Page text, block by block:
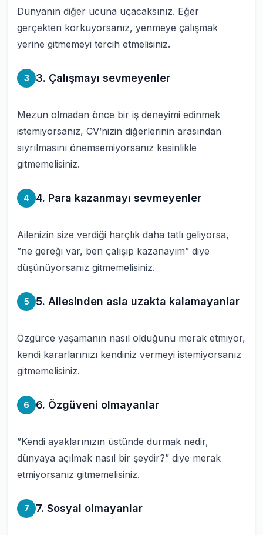
Dünyanın diğer ucuna uçacaksınız. Eğer
gerçekten korkuyorsanız, yenmeye çalışmak
yerine gitmemeyi tercih etmelisiniz.
3 3. Çalışmayı sevmeyenler
Mezun olmadan önce bir iş deneyimi edinmek
istemiyorsanız, CV’nizin diğerlerinin arasından
sıyrılmasını önemsemiyorsanız kesinlikle
gitmemelisiniz.
4 4. Para kazanmayı sevmeyenler
Ailenizin size verdiği harçlık daha tatlı geliyorsa,
”ne gereği var, ben çalışıp kazanayım” diye
düşünüyorsanız gitmemelisiniz.
5 5. Ailesinden asla uzakta kalamayanlar
Özgürce yaşamanın nasıl olduğunu merak etmiyor,
kendi kararlarınızı kendiniz vermeyi istemiyorsanız
gitmemelisiniz.
6 6. Özgüveni olmayanlar
”Kendi ayaklarınızın üstünde durmak nedir,
dünyaya açılmak nasıl bir şeydir?” diye merak
etmiyorsanız gitmemelisiniz.
7 7. Sosyal olmayanlar